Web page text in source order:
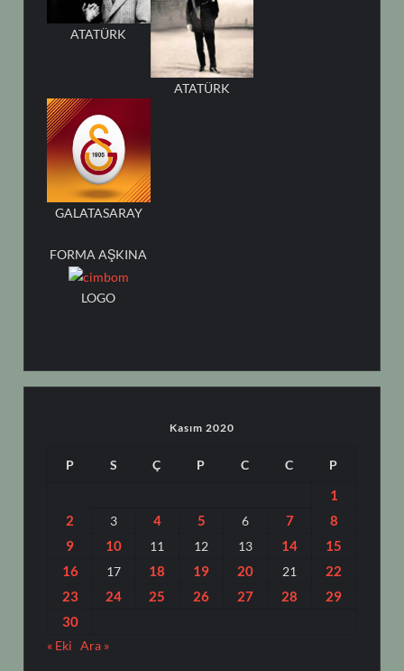
ATATÜRK
ATATÜRK
GALATASARAY
FORMA AŞKINA
LOGO
Kasım 2020
P S Ç P C C P
1
2
3 4 5 6 7
8
9
10 11 12 13 14
15
16
17 18 19 20 21
22
23
24 25 26 27 28
29
30
« Eki Ara »